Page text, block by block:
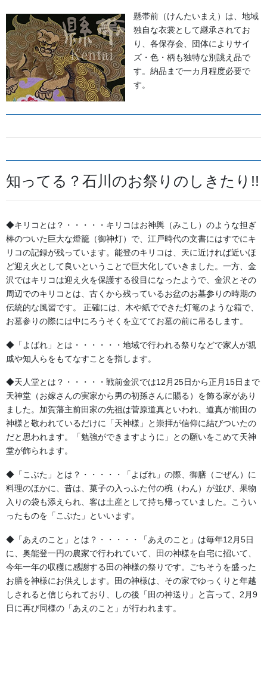
法被
素材:絽
染め
法被
金沢磯部獅子舞保存会様
サイズ:大人サイズ、子供サイズ
素材:綿（タッサーブロード）
染:3色
納期:3～4週間
懸帯前（けんたいまえ）は、地域
独自な衣裳として継承されてお
り、各保存会、団体によりサイ
ズ・色・柄も独特な別誂え品で
す。納品まで一カ月程度必要で
す。
知ってる？石川のお祭りのしきたり!!
◆キリコとは？・・・・・キリコはお神輿（みこし）のような担ぎ
棒のついた巨大な燈籠（御神灯）で、江戸時代の文書にはすでにキ
リコの記録が残っています。能登のキリコは、天に近ければ近いほ
ど迎え火として良いということで巨大化していきました。一方、金
沢ではキリコは迎え火を保護する役目になったようで、金沢とその
周辺でのキリコとは、古くから残っているお盆のお墓参りの時期の
伝統的な風習です。 正確には、木や紙でできた灯篭のような箱で、
お墓参りの際には中にろうそくを立ててお墓の前に吊るします。
◆「よばれ」とは・・・・・・地域で行われる祭りなどで家人が親
戚や知人らをもてなすことを指します。
◆天人堂とは？・・・・・戦前金沢では12月25日から正月15日まで
天神堂（お嫁さんの実家から男の初孫さんに賜る）を飾る家があり
ました。加賀藩主前田家の先祖は菅原道真といわれ、道真が前田の
神様と敬われているだけに「天神様」と崇拝が信仰に結びついたの
だと思われます。「勉強ができますように」との願いをこめて天神
堂が飾られます。
◆「こぶた」とは？・・・・・「よばれ」の際、御膳（ごぜん）に
料理のほかに、昔は、菓子の入っふた付の椀（わん）が並び、果物
入りの袋も添えられ、客は土産として持ち帰っていました。こうい
ったものを「こぶた」といいます。
◆「あえのこと」とは？・・・・・「あえのこと」は毎年12月5日
に、奥能登一円の農家で行われていて、田の神様を自宅に招いて、
今年一年の収穫に感謝する田の神様の祭りです。ごちそうを盛った
お膳を神様にお供えします。田の神様は、その家でゆっくりと年越
しされると信じられており、しの後「田の神送り」と言って、2月9
日に再び同様の「あえのこと」が行われます。